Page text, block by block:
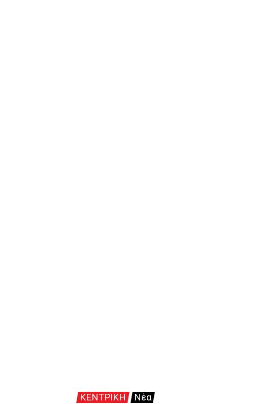
ΚΕΝΤΡΙΚΗ Νέα